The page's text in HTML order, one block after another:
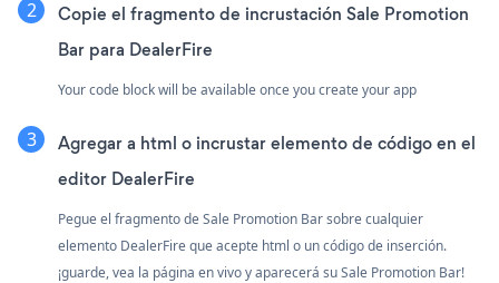
Copie el fragmento de incrustación Sale Promotion
Bar para DealerFire
Your code block will be available once you create your app
Agregar a html o incrustar elemento de código en el
editor DealerFire
Pegue el fragmento de Sale Promotion Bar sobre cualquier
elemento DealerFire que acepte html o un código de inserción.
¡guarde, vea la página en vivo y aparecerá su Sale Promotion Bar!